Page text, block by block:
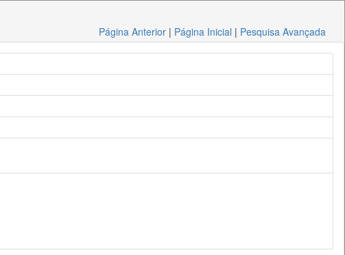
Página Anterior | Página Inicial | Pesquisa Avançada